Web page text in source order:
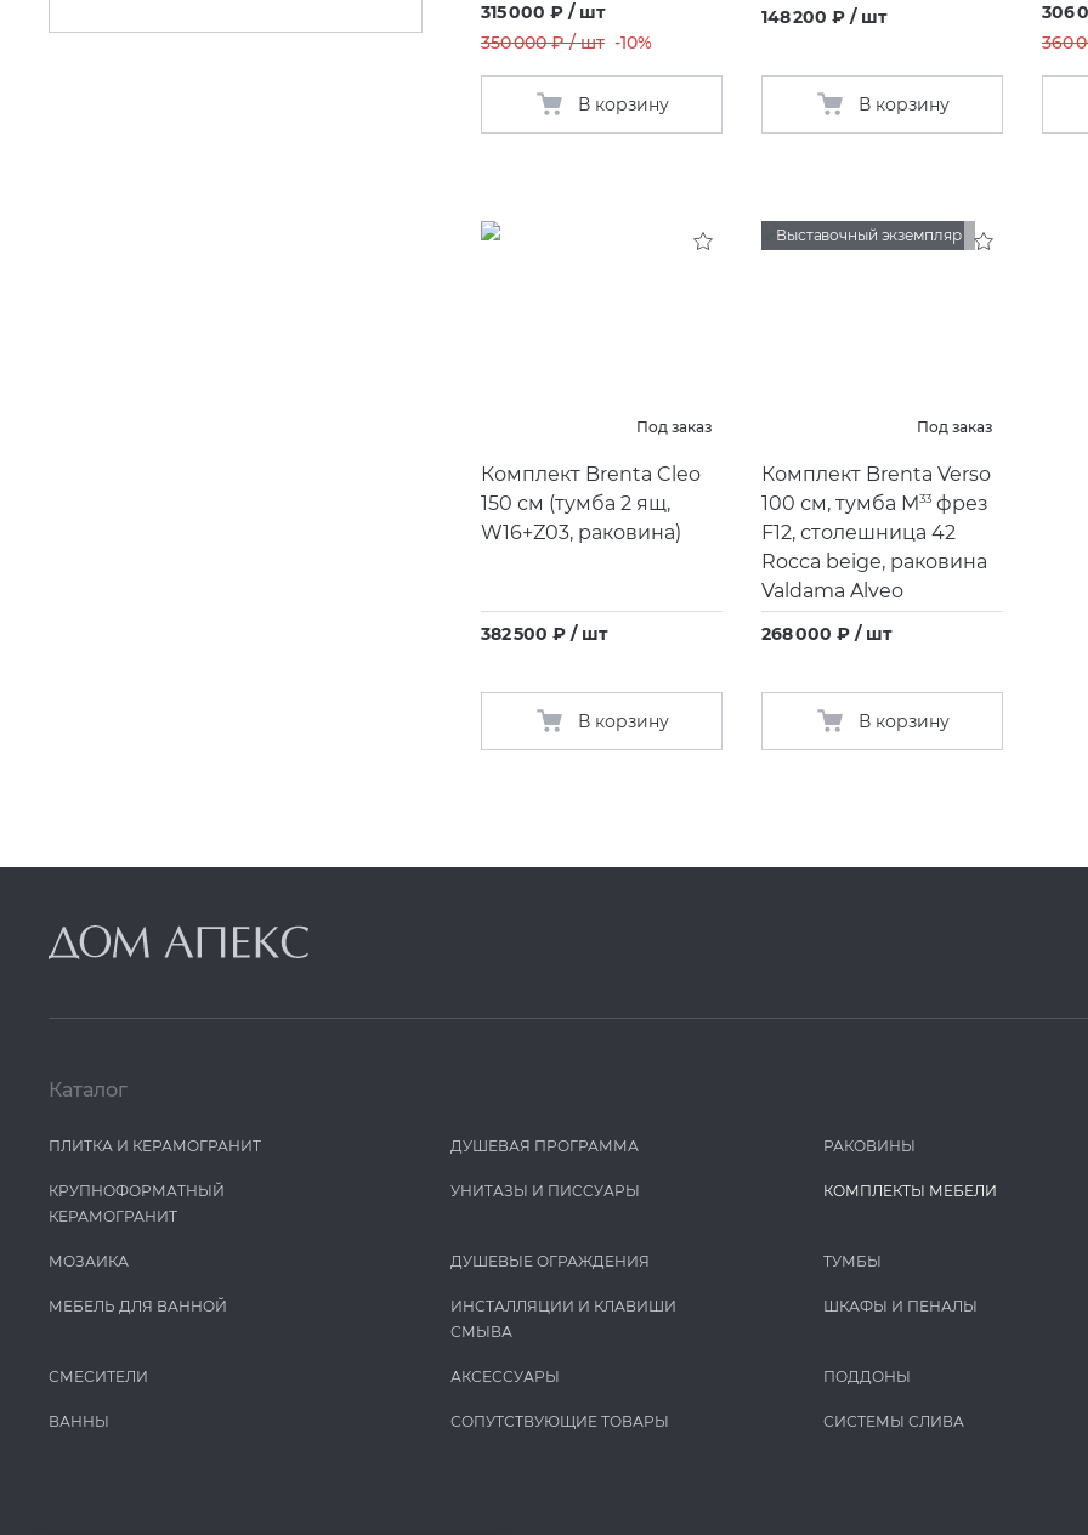
315 000 ₽ / шт
350 000 ₽ / шт -10%
В корзину
148 200 ₽ / шт
В корзину
306
360
Под заказ
Комплект Brenta Cleo
150 см (тумба 2 ящ,
W16+Z03, раковина)
382 500 ₽ / шт
В корзину
Выставочный экземпляр
Под заказ
Комплект Brenta Verso
100 см, тумба M33 фрез
F12, столешница 42
Rocca beige, раковина
Valdama Alveo
268 000 ₽ / шт
В корзину
Каталог
ПЛИТКА И КЕРАМОГРАНИТ
КРУПНОФОРМАТНЫЙ
КЕРАМОГРАНИТ
МОЗАИКА
МЕБЕЛЬ ДЛЯ ВАННОЙ
СМЕСИТЕЛИ
ВАННЫ
ДУШЕВАЯ ПРОГРАММА
УНИТАЗЫ И ПИCCУАРЫ
ДУШЕВЫЕ ОГРАЖДЕНИЯ
ИНСТАЛЛЯЦИИ И КЛАВИШИ
СМЫВА
АКСЕССУАРЫ
СОПУТСТВУЮЩИЕ ТОВАРЫ
РАКОВИНЫ
КОМПЛЕКТЫ МЕБЕЛИ
ТУМБЫ
ШКАФЫ И ПЕНАЛЫ
ПОДДОНЫ
СИСТЕМЫ СЛИВА